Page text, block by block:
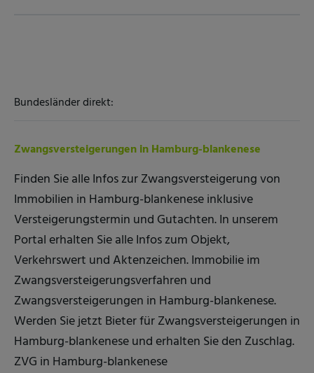
Bundesländer direkt:
Zwangsversteigerungen in Hamburg-blankenese
Finden Sie alle Infos zur Zwangsversteigerung von
Immobilien in Hamburg-blankenese inklusive
Versteigerungstermin und Gutachten. In unserem
Portal erhalten Sie alle Infos zum Objekt,
Verkehrswert und Aktenzeichen. Immobilie im
Zwangsversteigerungsverfahren und
Zwangsversteigerungen in Hamburg-blankenese.
Werden Sie jetzt Bieter für Zwangsversteigerungen in
Hamburg-blankenese und erhalten Sie den Zuschlag.
ZVG in Hamburg-blankenese